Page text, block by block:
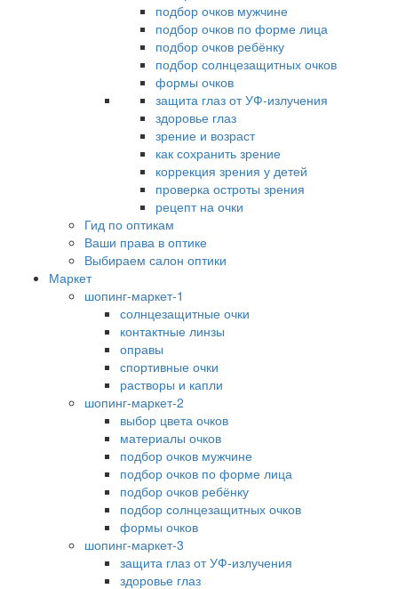
подбор очков мужчине
подбор очков по форме лица
подбор очков ребёнку
подбор солнцезащитных очков
формы очков
защита глаз от УФ-излучения
здоровье глаз
зрение и возраст
как сохранить зрение
коррекция зрения у детей
проверка остроты зрения
рецепт на очки
Гид по оптикам
Ваши права в оптике
Выбираем салон оптики
Маркет
шопинг-маркет-1
солнцезащитные очки
контактные линзы
оправы
спортивные очки
растворы и капли
шопинг-маркет-2
выбор цвета очков
материалы очков
подбор очков мужчине
подбор очков по форме лица
подбор очков ребёнку
подбор солнцезащитных очков
формы очков
шопинг-маркет-3
защита глаз от УФ-излучения
здоровье глаз